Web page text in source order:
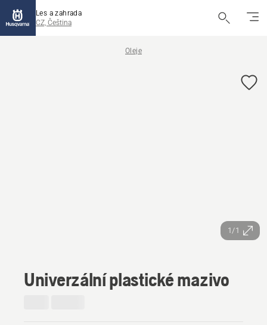
Les a zahrada
CZ, Čeština
Oleje
1/1
Univerzální plastické mazivo